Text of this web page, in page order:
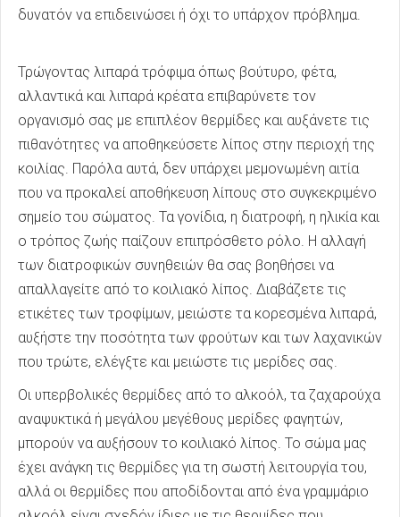
δυνατόν να επιδεινώσει ή όχι το υπάρχον πρόβλημα.
Τρώγοντας λιπαρά τρόφιμα όπως βούτυρο, φέτα,
αλλαντικά και λιπαρά κρέατα επιβαρύνετε τον
οργανισμό σας με επιπλέον θερμίδες και αυξάνετε τις
πιθανότητες να αποθηκεύσετε λίπος στην περιοχή της
κοιλίας. Παρόλα αυτά, δεν υπάρχει μεμονωμένη αιτία
που να προκαλεί αποθήκευση λίπους στο συγκεκριμένο
σημείο του σώματος. Τα γονίδια, η διατροφή, η ηλικία και
ο τρόπος ζωής παίζουν επιπρόσθετο ρόλο. Η αλλαγή
των διατροφικών συνηθειών θα σας βοηθήσει να
απαλλαγείτε από το κοιλιακό λίπος. Διαβάζετε τις
ετικέτες των τροφίμων, μειώστε τα κορεσμένα λιπαρά,
αυξήστε την ποσότητα των φρούτων και των λαχανικών
που τρώτε, ελέγξτε και μειώστε τις μερίδες σας.
Οι υπερβολικές θερμίδες από το αλκοόλ, τα ζαχαρούχα
αναψυκτικά ή μεγάλου μεγέθους μερίδες φαγητών,
μπορούν να αυξήσουν το κοιλιακό λίπος. Το σώμα μας
έχει ανάγκη τις θερμίδες για τη σωστή λειτουργία του,
αλλά οι θερμίδες που αποδίδονται από ένα γραμμάριο